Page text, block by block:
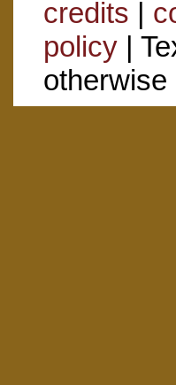
credits |
policy|
otherwise